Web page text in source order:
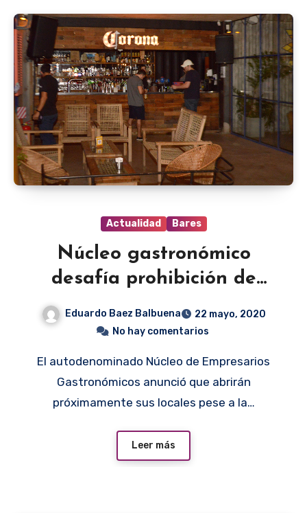
Actualidad Bares
Núcleo gastronómico
desafía prohibición de
Eduardo Baez Balbuena
22 mayo, 2020
No hay comentarios
El autodenominado Núcleo de Empresarios
Gastronómicos anunció que abrirán
próximamente sus locales pese a la…
Leer más